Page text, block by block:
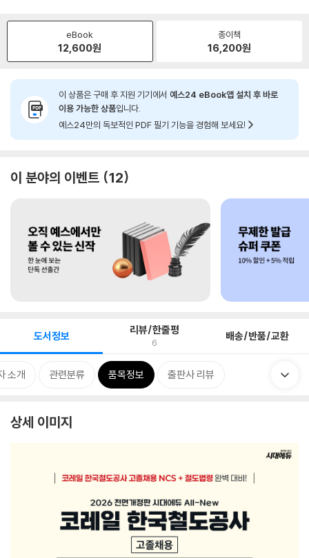
eBook
12,600원
종이책
16,200원
이 상품은 구매 후 지원 기기에서 예스24 eBook앱 설치 후 바로
이용 가능한 상품입니다.
예스24만의 독보적인 PDF 필기 기능을 경험해 보세요!
이 분야의 이벤트 12
도서정보 리뷰/한줄평
6 배송/반품/교환
소개 관련분류 품목정보 출판사 리뷰
상세 이미지